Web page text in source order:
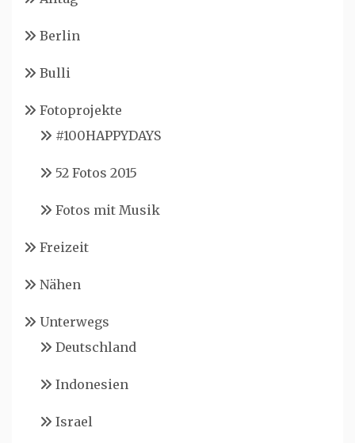
Berlin
Bulli
Fotoprojekte
#100HAPPYDAYS
52 Fotos 2015
Fotos mit Musik
Freizeit
Nähen
Unterwegs
Deutschland
Indonesien
Israel